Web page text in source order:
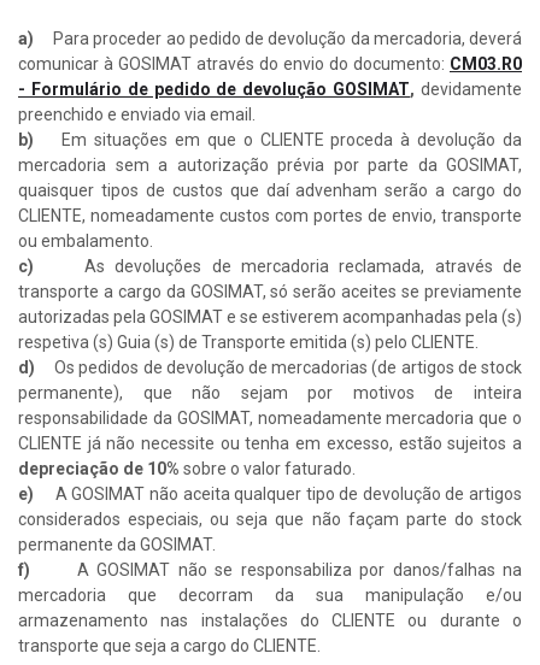
a)
Para proceder ao pedido de devolução da mercadoria, deverá
comunicar à GOSIMAT através do envio do documento: CM03.R0
- Formulário de pedido de devolução GOSIMAT, devidamente
preenchido e enviado via email.
b)
Em situações em que o CLIENTE proceda à devolução da
mercadoria sem a autorização prévia por parte da GOSIMAT,
quaisquer tipos de custos que daí advenham serão a cargo do
CLIENTE, nomeadamente custos com portes de envio, transporte
ou embalamento.
c) As devoluções de mercadoria reclamada, através de
transporte a cargo da GOSIMAT, só serão aceites se previamente
autorizadas pela GOSIMAT e se estiverem acompanhadas pela (s)
respetiva (s) Guia (s) de Transporte emitida (s) pelo CLIENTE.
d)Os pedidos de devolução de mercadorias (de artigos de stock
permanente), que não sejam por motivos de inteira
responsabilidade da GOSIMAT, nomeadamente mercadoria que o
CLIENTE já não necessite ou tenha em excesso, estão sujeitos a
depreciação de 10% sobre o valor faturado.
e) A GOSIMAT não aceita qualquer tipo de devolução de artigos
considerados especiais, ou seja que não façam parte do stock
permanente da GOSIMAT.
f) A GOSIMAT não se responsabiliza por danos/falhas na
mercadoria que decorram da sua manipulação e/ou
armazenamento nas instalações do CLIENTE ou durante o
transporte que seja a cargo do CLIENTE.